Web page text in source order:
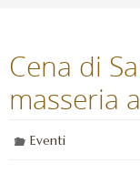
Cena di
masseria
Eventi